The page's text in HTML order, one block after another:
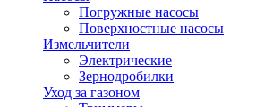
Погружные насосы
Поверхностные насосы
Измельчители
Электрические
Зернодробилки
Уход за газоном